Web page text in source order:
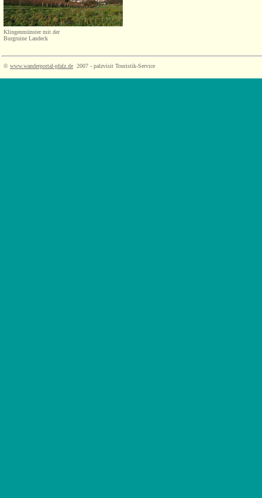
Klingenmünster mit der
Burgruine Landeck
© www.wanderportal-pfalz.de 2007 - palzvisit Touristik-Service